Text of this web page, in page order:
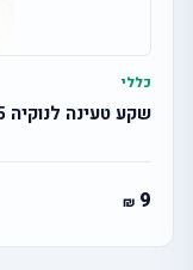
כללי
שקע טעינה לנוקיה N95
9